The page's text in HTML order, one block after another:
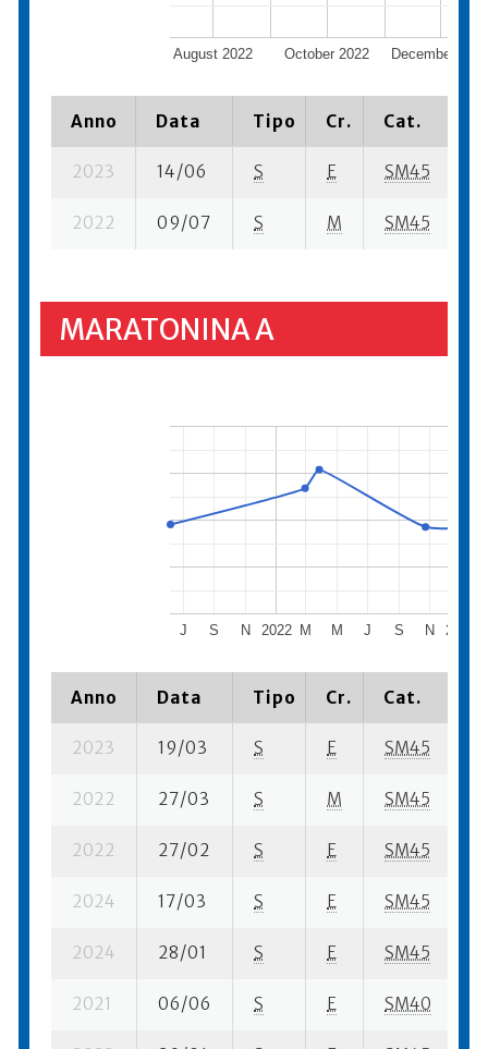
August 2022 October 2022 December
Anno Data Tipo Cr. Cat.
2023 14/06 S E SM45
2022 09/07 S M SM45
MARATONINA A
2022 2023
J S N M M J S N
Anno Data Tipo Cr. Cat.
2023 19/03 S E SM45
2022 27/03 S M SM45
2022 27/02 S E SM45
2024 17/03 S E SM45
2024 28/01 S E SM45
2021 06/06 S E SM40